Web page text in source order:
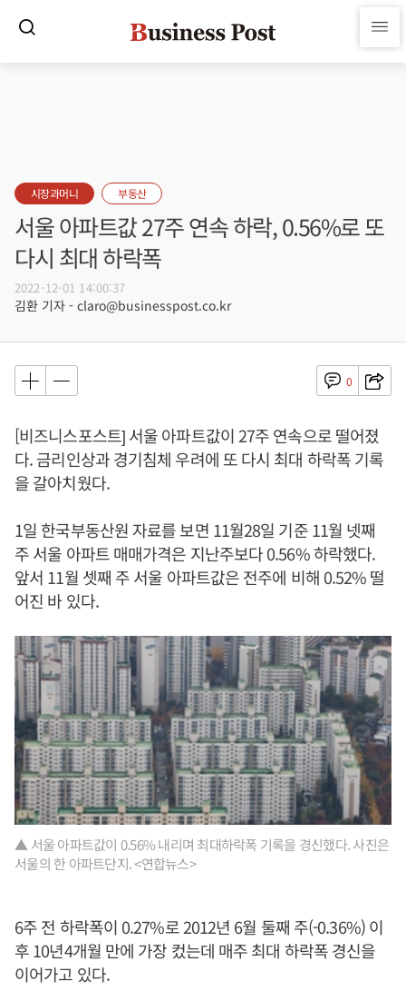
시장과머니 부동산
서울 아파트값 27주 연속 하락, 0.56%로 또
다시 최대 하락폭
2022-12-01 14:00:37
김환 기자 - claro@businesspost.co.kr
0
[비즈니스포스트] 서울 아파트값이 27주 연속으로 떨어졌
다. 금리인상과 경기침체 우려에 또 다시 최대 하락폭 기록
을 갈아치웠다.
1일 한국부동산원 자료를 보면 11월28일 기준 11월 넷째
주 서울 아파트 매매가격은 지난주보다 0.56% 하락했다.
앞서 11월 셋째 주 서울 아파트값은 전주에 비해 0.52% 떨
어진 바 있다.
▲ 서울 아파트값이 0.56% 내리며 최대하락폭 기록을 경신했다. 사진은
서울의 한 아파트단지. <연합뉴스>
6주 전 하락폭이 0.27%로 2012년 6월 둘째 주(-0.36%) 이
후 10년4개월 만에 가장 컸는데 매주 최대 하락폭 경신을
이어가고 있다.